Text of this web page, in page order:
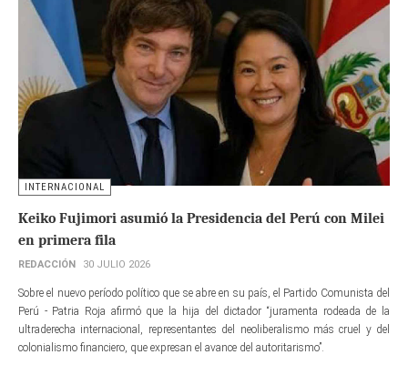
INTERNACIONAL
Keiko Fujimori asumió la Presidencia del Perú con Milei
en primera fila
REDACCIÓN 30 JULIO 2026
Sobre el nuevo período político que se abre en su país, el Partido Comunista del
Perú - Patria Roja afirmó que la hija del dictador “juramenta rodeada de la
ultraderecha internacional, representantes del neoliberalismo más cruel y del
colonialismo financiero, que expresan el avance del autoritarismo”.